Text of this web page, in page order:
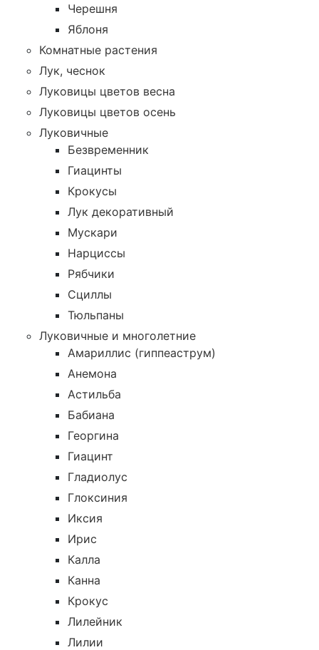
Черешня
Яблоня
Комнатные растения
Лук, чеснок
Луковицы цветов весна
Луковицы цветов осень
Луковичные
Безвременник
Гиацинты
Крокусы
Лук декоративный
Мускари
Нарциссы
Рябчики
Сциллы
Тюльпаны
Луковичные и многолетние
Амариллис (гиппеаструм)
Анемона
Астильба
Бабиана
Георгина
Гиацинт
Гладиолус
Глоксиния
Иксия
Ирис
Калла
Канна
Крокус
Лилейник
Лилии